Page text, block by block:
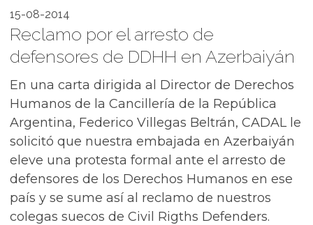
15-08-2014
Reclamo por el arresto de
defensores de DDHH en Azerbaiyán
En una carta dirigida al Director de Derechos
Humanos de la Cancillería de la República
Argentina, Federico Villegas Beltrán, CADAL le
solicitó que nuestra embajada en Azerbaiyán
eleve una protesta formal ante el arresto de
defensores de los Derechos Humanos en ese
país y se sume así al reclamo de nuestros
colegas suecos de Civil Rigths Defenders.